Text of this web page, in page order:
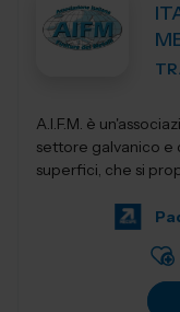
A.I.F.M. è
settore galvanico e di
superfici, che si propone di: -